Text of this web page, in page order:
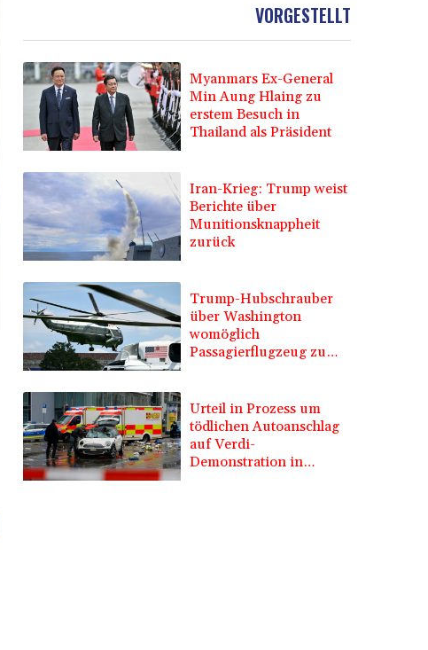
VORGESTELLT
Myanmars Ex-General
Min Aung Hlaing zu
erstem Besuch in
Thailand als Präsident
Iran-Krieg: Trump weist
Berichte über
Munitionsknappheit
zurück
Trump-Hubschrauber
über Washington
womöglich
Passagierflugzeug zu
Urteil in Prozess um
tödlichen Autoanschlag
auf Verdi-
Demonstration in